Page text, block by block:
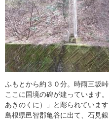
ふもとから約３０分。時雨三坂
ここに国境の碑が建っています
あきのくに）」と彫られていま
島根県邑智郡亀谷に出て、石見